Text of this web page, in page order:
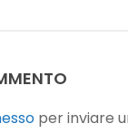
per inviare